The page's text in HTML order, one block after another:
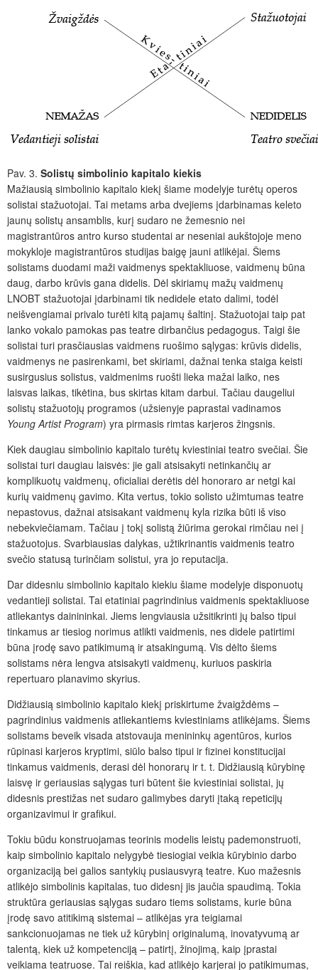
Pav. 3. Solistų simbolinio kapitalo kiekis
Mažiausią simbolinio kapitalo kiekį šiame modelyje turėtų operos
solistai stažuotojai. Tai metams arba dvejiems įdarbinamas keleto
jaunų solistų ansamblis, kurį sudaro ne žemesnio nei
magistrantūros antro kurso studentai ar neseniai aukštojoje meno
mokykloje magistrantūros studijas baigę jauni atlikėjai. Šiems
solistams duodami maži vaidmenys spektakliuose, vaidmenų būna
daug, darbo krūvis gana didelis. Dėl skiriamų mažų vaidmenų
LNOBT stažuotojai įdarbinami tik nedidele etato dalimi, todėl
neišvengiamai privalo turėti kitą pajamų šaltinį. Stažuotojai taip pat
lanko vokalo pamokas pas teatre dirbančius pedagogus. Taigi šie
solistai turi prasčiausias vaidmens ruošimo sąlygas: krūvis didelis,
vaidmenys ne pasirenkami, bet skiriami, dažnai tenka staiga keisti
susirgusius solistus, vaidmenims ruošti lieka mažai laiko, nes
laisvas laikas, tikėtina, bus skirtas kitam darbui. Tačiau daugeliui
solistų stažuotojų programos (užsienyje paprastai vadinamos
Young Artist Program) yra pirmasis rimtas karjeros žingsnis.
Kiek daugiau simbolinio kapitalo turėtų kviestiniai teatro svečiai. Šie
solistai turi daugiau laisvės: jie gali atsisakyti netinkančių ar
komplikuotų vaidmenų, oficialiai derėtis dėl honoraro ar netgi kai
kurių vaidmenų gavimo. Kita vertus, tokio solisto užimtumas teatre
nepastovus, dažnai atsisakant vaidmenų kyla rizika būti iš viso
nebekviečiamam. Tačiau į tokį solistą žiūrima gerokai rimčiau nei į
stažuotojus. Svarbiausias dalykas, užtikrinantis vaidmenis teatro
svečio statusą turinčiam solistui, yra jo reputacija.
Dar didesniu simbolinio kapitalo kiekiu šiame modelyje disponuotų
vedantieji solistai. Tai etatiniai pagrindinius vaidmenis spektakliuose
atliekantys dainininkai. Jiems lengviausia užsitikrinti jų balso tipui
tinkamus ar tiesiog norimus atlikti vaidmenis, nes didele patirtimi
būna įrodę savo patikimumą ir atsakingumą. Vis dėlto šiems
solistams nėra lengva atsisakyti vaidmenų, kuriuos paskiria
repertuaro planavimo skyrius.
Didžiausią simbolinio kapitalo kiekį priskirtume žvaigždėms –
pagrindinius vaidmenis atliekantiems kviestiniams atlikėjams. Šiems
solistams beveik visada atstovauja menininkų agentūros, kurios
rūpinasi karjeros kryptimi, siūlo balso tipui ir fizinei konstitucijai
tinkamus vaidmenis, derasi dėl honorarų ir t. t. Didžiausią kūrybinę
laisvę ir geriausias sąlygas turi būtent šie kviestiniai solistai, jų
didesnis prestižas net sudaro galimybes daryti įtaką repeticijų
organizavimui ir grafikui.
Tokiu būdu konstruojamas teorinis modelis leistų pademonstruoti,
kaip simbolinio kapitalo nelygybė tiesiogiai veikia kūrybinio darbo
organizaciją bei galios santykių pusiausvyrą teatre. Kuo mažesnis
atlikėjo simbolinis kapitalas, tuo didesnį jis jaučia spaudimą. Tokia
struktūra geriausias sąlygas sudaro tiems solistams, kurie būna
įrodę savo atitikimą sistemai – atlikėjas yra teigiamai
sankcionuojamas ne tiek už kūrybinį originalumą, inovatyvumą ar
talentą, kiek už kompetenciją – patirtį, žinojimą, kaip įprastai
veikiama teatruose. Tai reiškia, kad atlikėjo karjerai jo patikimumas,